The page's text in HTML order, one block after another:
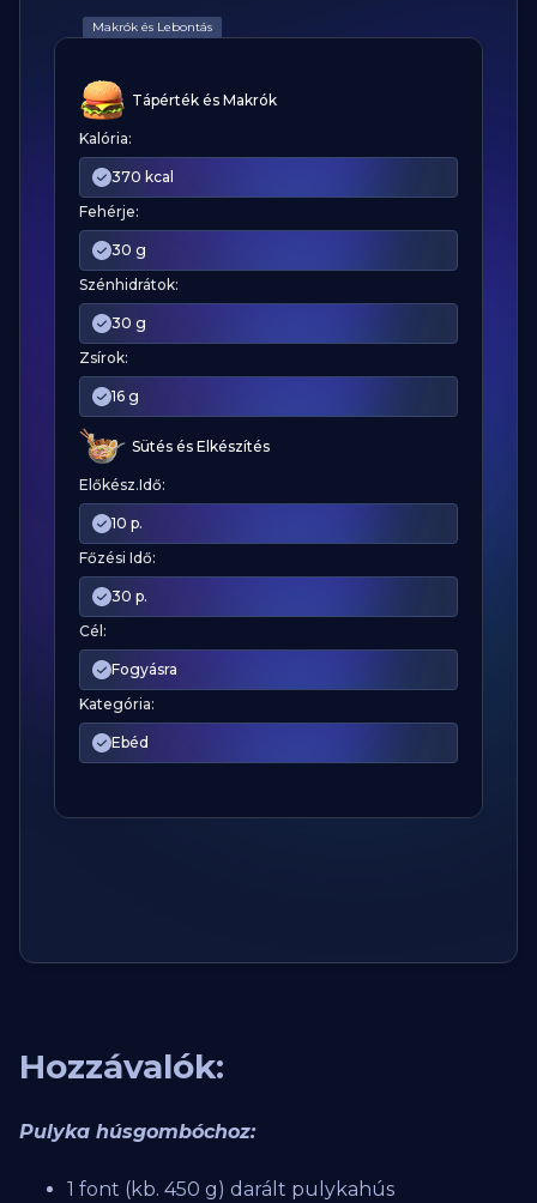
Makrók és Lebontás
Tápérték és Makrók
Kalória:
370 kcal
Fehérje:
30 g
Szénhidrátok:
30 g
Zsírok:
16 g
Sütés és Elkészítés
Előkész.Idő:
10 p.
Főzési Idő:
30 p.
Cél:
Fogyásra
Kategória:
Ebéd
Hozzávalók:
Pulyka húsgombóchoz:
1 font (kb. 450 g) darált pulykahús